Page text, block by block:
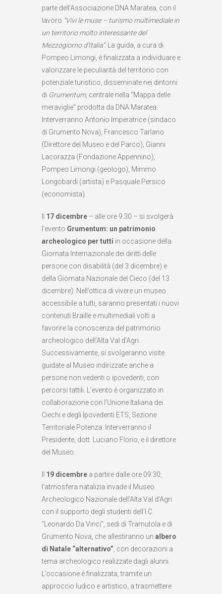
parte dell’Associazione DNA Maratea, con il
lavoro “Vivi le muse – turismo multimediale in
un territorio molto interessante del
Mezzogiorno d’Italia”. La guida, a cura di
Pompeo Limongi, è finalizzata a individuare e
valorizzare le peculiarità del territorio con
potenziale turistico, disseminate nei dintorni
di Grumentum, centrale nella “Mappa delle
meraviglie” prodotta da DNA Maratea.
Interverranno Antonio Imperatrice (sindaco
di Grumento Nova), Francesco Tarlano
(Direttore del Museo e del Parco), Gianni
Lacorazza (Fondazione Appennino),
Pompeo Limongi (geologo), Mimmo
Longobardi (artista) e Pasquale Persico
(economista).
17 dicembre – alle ore 9:30 – si svolgerà
l’evento Grumentum: un patrimonio
archeologico per tutti in occasione della
Giornata Internazionale dei diritti delle
persone con disabilità (del 3 dicembre) e
della Giornata Nazionale del Cieco (del 13
dicembre). Nell’ottica di vivere un museo
accessibile a tutti, saranno presentati i nuovi
contenuti Braille e multimediali volti a
favorire la conoscenza del patrimonio
archeologico dell’Alta Val d’Agri.
Successivamente, si svolgeranno visite
guidate al Museo indirizzate anche a
persone non vedenti o ipovedenti, con
percorsi tattili. L’evento è organizzato in
collaborazione con l’Unione Italiana dei
Ciechi e degli Ipovedenti ETS, Sezione
Territoriale Potenza. Interverranno il
Presidente, dott. Luciano Florio, e il direttore
del Museo.
19 dicembre a partire dalle ore 09:30,
l’atmosfera natalizia invade il Museo
Archeologico Nazionale dell’Alta Val d’Agri
con il supporto degli studenti dell’I.C.
“Leonardo Da Vinci”, sedi di Tramutola e di
Grumento Nova, che allestiranno un albero
di Natale “alternativo” , con decorazioni a
tema archeologico realizzate dagli alunni.
L’occasione è finalizzata, tramite un
approccio ludico e artistico, a trasmettere